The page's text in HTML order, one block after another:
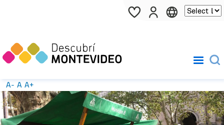
Pasar al contenido principal
A- A A+